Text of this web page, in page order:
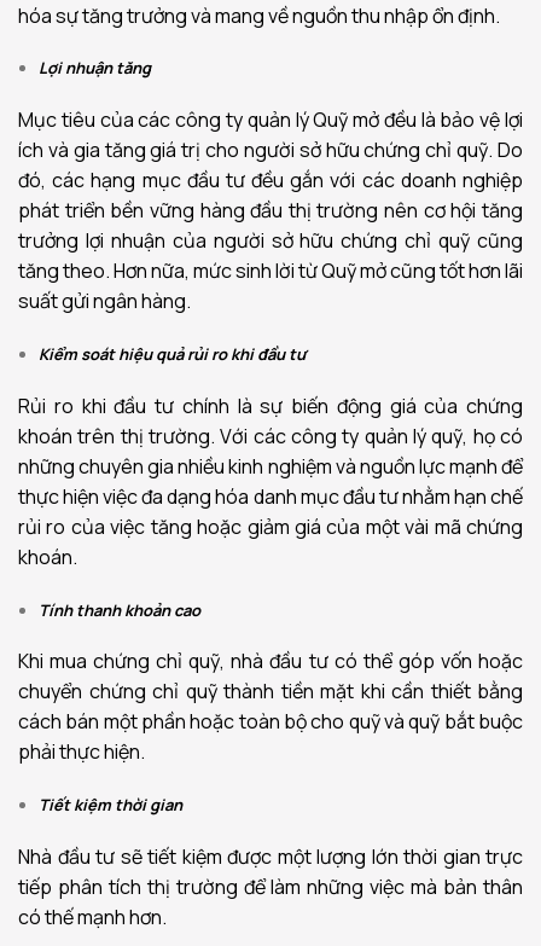
hóa sự tăng trưởng và mang về nguồn thu nhập ổn định.
Lợi nhuận tăng
Mục tiêu của các công ty quản lý Quỹ mở đều là bảo vệ lợi
ích và gia tăng giá trị cho người sở hữu chứng chỉ quỹ. Do
đó, các hạng mục đầu tư đều gắn với các doanh nghiệp
phát triển bền vững hàng đầu thị trường nên cơ hội tăng
trưởng lợi nhuận của người sở hữu chứng chỉ quỹ cũng
tăng theo. Hơn nữa, mức sinh lời từ Quỹ mở cũng tốt hơn lãi
suất gửi ngân hàng.
Kiểm soát hiệu quả rủi ro khi đầu tư
Rủi ro khi đầu tư chính là sự biến động giá của chứng
khoán trên thị trường. Với các công ty quản lý quỹ, họ có
những chuyên gia nhiều kinh nghiệm và nguồn lực mạnh để
thực hiện việc đa dạng hóa danh mục đầu tư nhằm hạn chế
rủi ro của việc tăng hoặc giảm giá của một vài mã chứng
khoán.
Tính thanh khoản cao
Khi mua chứng chỉ quỹ, nhà đầu tư có thể góp vốn hoặc
chuyển chứng chỉ quỹ thành tiền mặt khi cần thiết bằng
cách bán một phần hoặc toàn bộ cho quỹ và quỹ bắt buộc
phải thực hiện.
Tiết kiệm thời gian
Nhà đầu tư sẽ tiết kiệm được một lượng lớn thời gian trực
tiếp phân tích thị trường để làm những việc mà bản thân
có thế mạnh hơn.